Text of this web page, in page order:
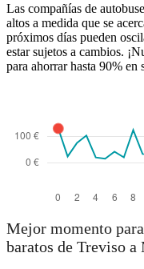
Las compañías de
altos a medida que se
próximos días pueden
estar sujetos a cambios.
para ahorrar hasta 90% en
Mejor momento
baratos de Treviso